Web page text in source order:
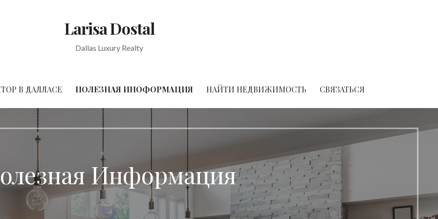
Larisa Dostal
Dallas Luxury Realty
В ДАЛЛАСЕ ПОЛЕЗНАЯ ИНОФОРМАЦИЯ НАЙТИ НЕДВИЖИМОСТЬ СВЯЗАТЬСЯ
Информация